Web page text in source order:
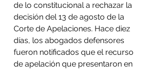
de lo constitucional a rechazar la
decisión del 13 de agosto de la
Corte de Apelaciones. Hace diez
días, los abogados defensores
fueron notificados que el recurso
de apelación que presentaron en